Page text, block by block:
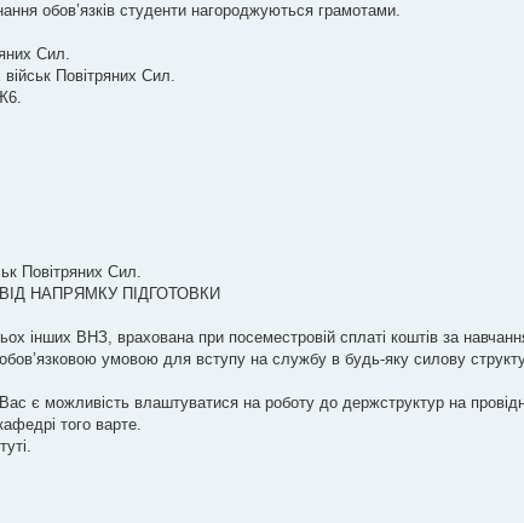
обов’язків студенти нагороджуються грамотами.
Сил.
Повітряних Сил.
Повітряних Сил.
ВІД НАПРЯМКУ ПІДГОТОВКИ
інших ВНЗ, врахована при посеместровій сплаті коштів за
умовою для вступу на службу в будь-яку силову
є можливість влаштуватися на роботу до держструктур на
того варте.